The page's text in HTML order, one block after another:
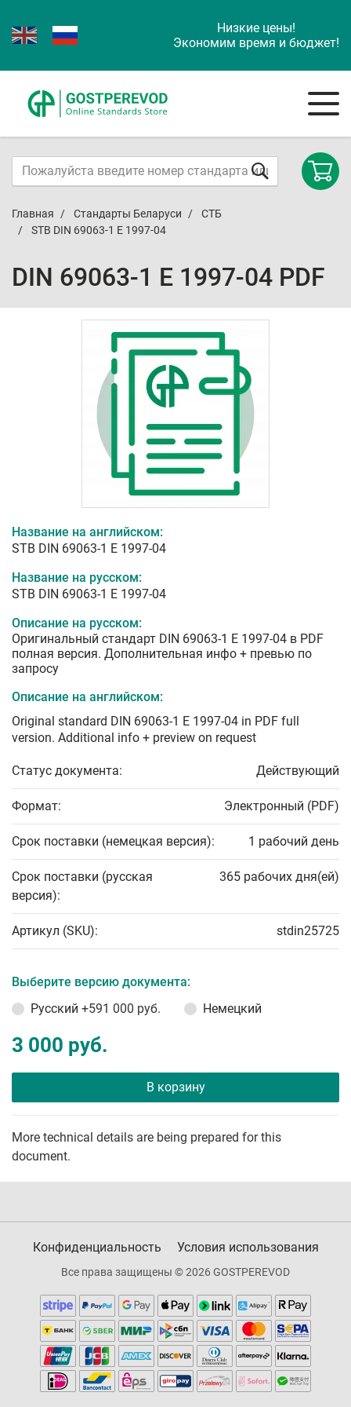
Низкие цены!
Экономим время и бюджет!
Главная Стандарты Беларуси
СТБ
STB DIN 69063-1 E 1997-04
DIN 69063-1 E 1997-04 PDF
Название на английском:
STB DIN 69063-1 E 1997-04
Название на русском:
STB DIN 69063-1 E 1997-04
Описание на русском:
Оригинальный стандарт DIN 69063-1 E 1997-04 в PDF
полная версия. Дополнительная инфо + превью по
запросу
Описание на английском:
Original standard DIN 69063-1 E 1997-04 in PDF full
version. Additional info + preview on request
Статус документа: Действующий
Формат: Электронный (PDF)
Срок поставки (немецкая версия): 1 рабочий день
Срок поставки (русская
версия):
365 рабочих дня(ей)
Артикул (SKU): stdin25725
Выберите версию документа:
Русский +591 000 руб. Немецкий
3 000 руб.
В корзину
More technical details are being prepared for this
document.
Конфиденциальность Условия использования
Все права защищены © 2026 GOSTPEREVOD